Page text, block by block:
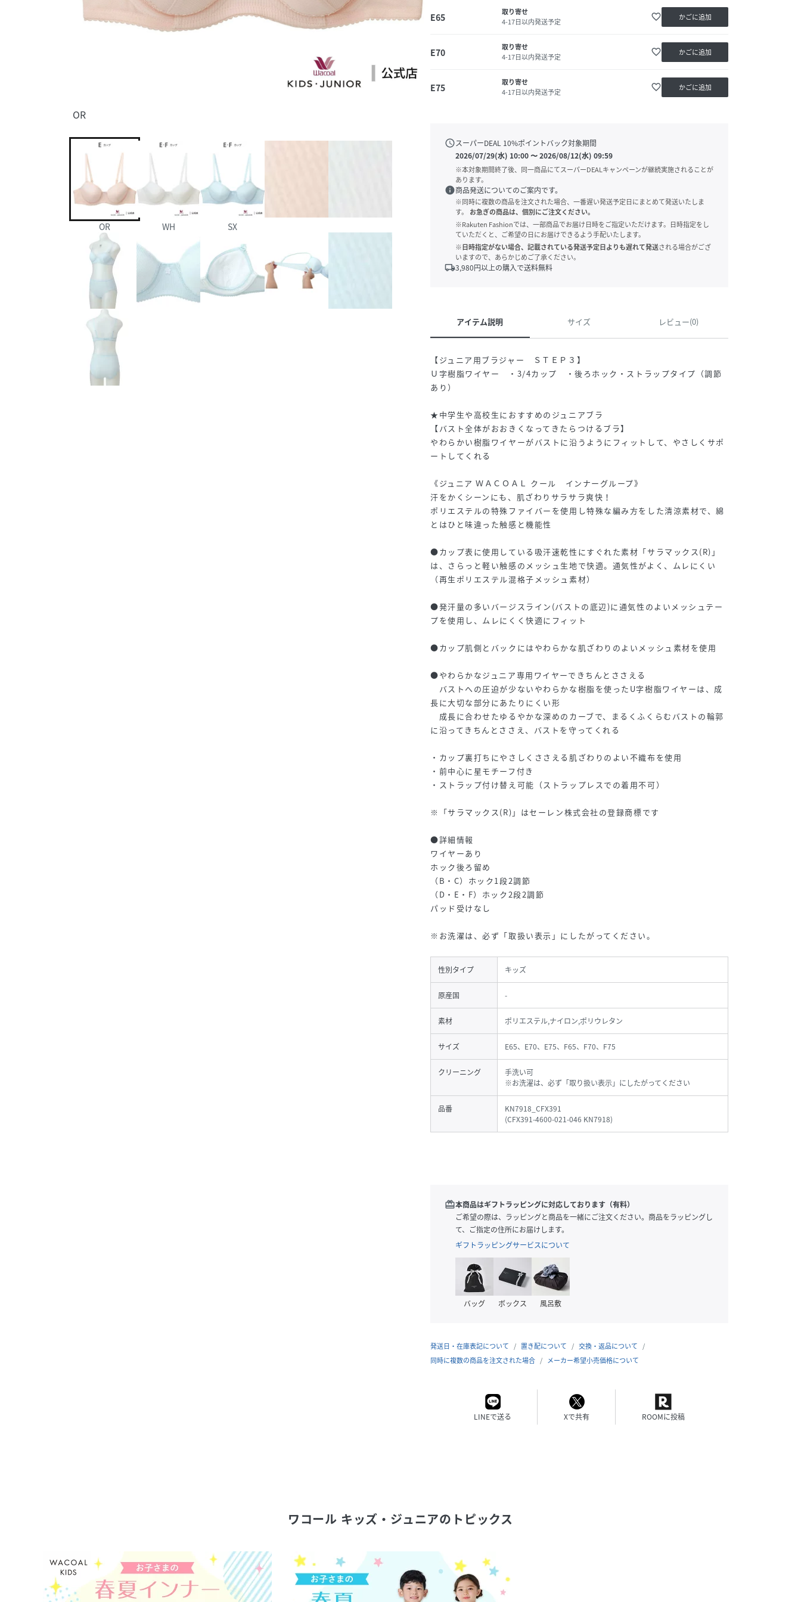
OR
OR WH SX
E65
取り寄せ
4-17日以内発送予定
favorite_border かごに追加
E70
取り寄せ
4-17日以内発送予定
favorite_border かごに追加
E75
取り寄せ
4-17日以内発送予定
favorite_border かごに追加
scheduleスーパーDEAL 10%ポイントバック対象期間
2026/07/29(水) 10:00〜2026/08/12(水) 09:59
※本対象期間終了後、同一商品にてスーパーDEALキャンペーンが継続実施されることが
あります。
info商品発送についてのご案内です。
※同時に複数の商品を注文された場合、一番遅い発送予定日にまとめて発送いたしま
す。
お急ぎの商品は、個別にご注文ください。
※Rakuten Fashionでは、一部商品でお届け日時をご指定いただけます。日時指定をし
ていただくと、ご希望の日にお届けできるよう手配いたします。
※日時指定がない場合、記載されている発送予定日よりも遅れて発送される場合がござ
いますので、あらかじめご了承ください。
local_shipping3,980円以上の購入で送料無料
アイテム説明 サイズ レビュー(0)
【ジュニア用ブラジャー ＳＴＥＰ３】
Ｕ字樹脂ワイヤー ・3/4カップ ・後ろホック・ストラップタイプ（調節
あり）
★中学生や高校生におすすめのジュニアブラ
【バスト全体がおおきくなってきたらつけるブラ】
やわらかい樹脂ワイヤーがバストに沿うようにフィットして、やさしくサポ
ートしてくれる
《ジュニア ＷＡＣＯＡＬ クール インナーグループ》
汗をかくシーンにも、肌ざわりサラサラ爽快！
ポリエステルの特殊ファイバーを使用し特殊な編み方をした清涼素材で、綿
とはひと味違った触感と機能性
●カップ表に使用している吸汗速乾性にすぐれた素材「サラマックス(R)」
は、さらっと軽い触感のメッシュ生地で快適。通気性がよく、ムレにくい
（再生ポリエステル混格子メッシュ素材）
●発汗量の多いバージスライン(バストの底辺)に通気性のよいメッシュテー
プを使用し、ムレにくく快適にフィット
●カップ肌側とバックにはやわらかな肌ざわりのよいメッシュ素材を使用
●やわらかなジュニア専用ワイヤーできちんとささえる
バストへの圧迫が少ないやわらかな樹脂を使ったU字樹脂ワイヤーは、成
長に大切な部分にあたりにくい形
成長に合わせたゆるやかな深めのカーブで、まるくふくらむバストの輪郭
に沿ってきちんとささえ、バストを守ってくれる
・カップ裏打ちにやさしくささえる肌ざわりのよい不織布を使用
・前中心に星モチーフ付き
・ストラップ付け替え可能（ストラップレスでの着用不可）
※「サラマックス(R)」はセーレン株式会社の登録商標です
●詳細情報
ワイヤーあり
ホック後ろ留め
（B・C）ホック1段2調節
（D・E・F）ホック2段2調節
パッド受けなし
※お洗濯は、必ず「取扱い表示」にしたがってください。
性別タイプ キッズ
原産国 -
素材 ポリエステル,ナイロン,ポリウレタン
サイズ E65、E70、E75、F65、F70、F75
クリーニング
手洗い可
※お洗濯は、必ず「取り扱い表示」にしたがってください
品番
KN7918_CFX391
(CFX391-4600-021-046 KN7918)
redeem本商品はギフトラッピングに対応しております（有料）
ご希望の際は、ラッピングと商品を一緒にご注文ください。商品をラッピングし
て、ご指定の住所にお届けします。
ギフトラッピングサービスについて
バッグ ボックス 風呂敷
発送日・在庫表記について 置き配について
交換・返品について
同時に複数の商品を注文された場合
メーカー希望小売価格について
LINEで送る Xで共有 ROOMに投稿
ワコール キッズ・ジュニアのトピックス